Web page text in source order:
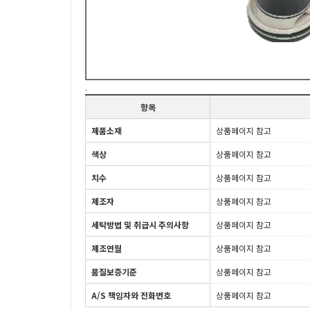
.
항목
제품소재
상품페이지 참고
색상
상품페이지 참고
치수
상품페이지 참고
제조자
상품페이지 참고
세탁방법 및 취급시 주의사항
상품페이지 참고
제조연월
상품페이지 참고
품질보증기준
상품페이지 참고
A/S 책임자와 전화번호
상품페이지 참고